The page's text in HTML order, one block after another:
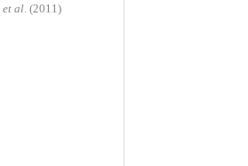
et al . (2011)